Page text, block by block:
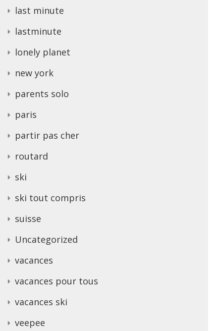
last minute
lastminute
lonely planet
new york
parents solo
paris
partir pas cher
routard
ski
ski tout compris
suisse
Uncategorized
vacances
vacances pour tous
vacances ski
veepee